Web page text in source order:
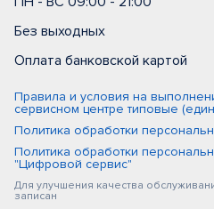
Без выходных
Оплата банковской картой
Правила и условия на
сервисном центре типовые
Политика обработки
Политика обработки
"Цифровой сервис"
Для улучшения качества
записан